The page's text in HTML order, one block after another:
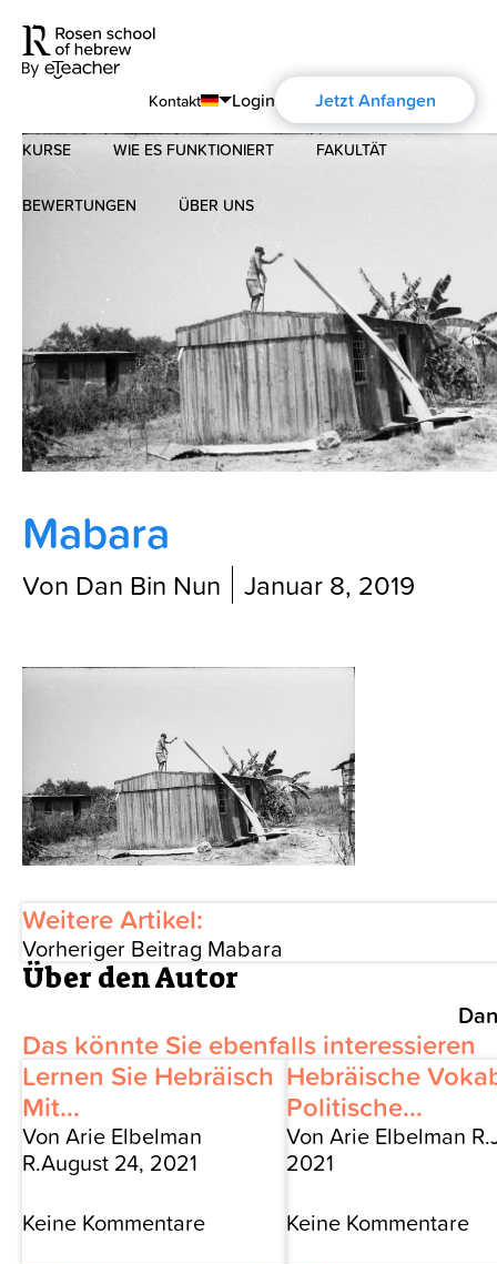
Kontakt
English
Português
Deutsch
Русский
Login Jetzt Anfangen
KURSE
Modernes Hebräisch
WIE ES FUNKTIONIERT FAKULTÄT
BEWERTUNGEN ÜBER UNS
Über uns
Über die Aharon Rosen
Zertifizierung
Kontakt
Mabara
Von Dan Bin Nun Januar 8, 2019
Weitere Artikel:
Vorheriger Beitrag Mabara
Über den Autor
Das könnte Sie ebenfalls interessieren
Lernen Sie Hebräisch
Mit...
Von Arie Elbelman
R.August 24, 2021
Keine Kommentare
Hebräische
Politische...
Von Arie Elbelman R.
2021
Keine Kommentare